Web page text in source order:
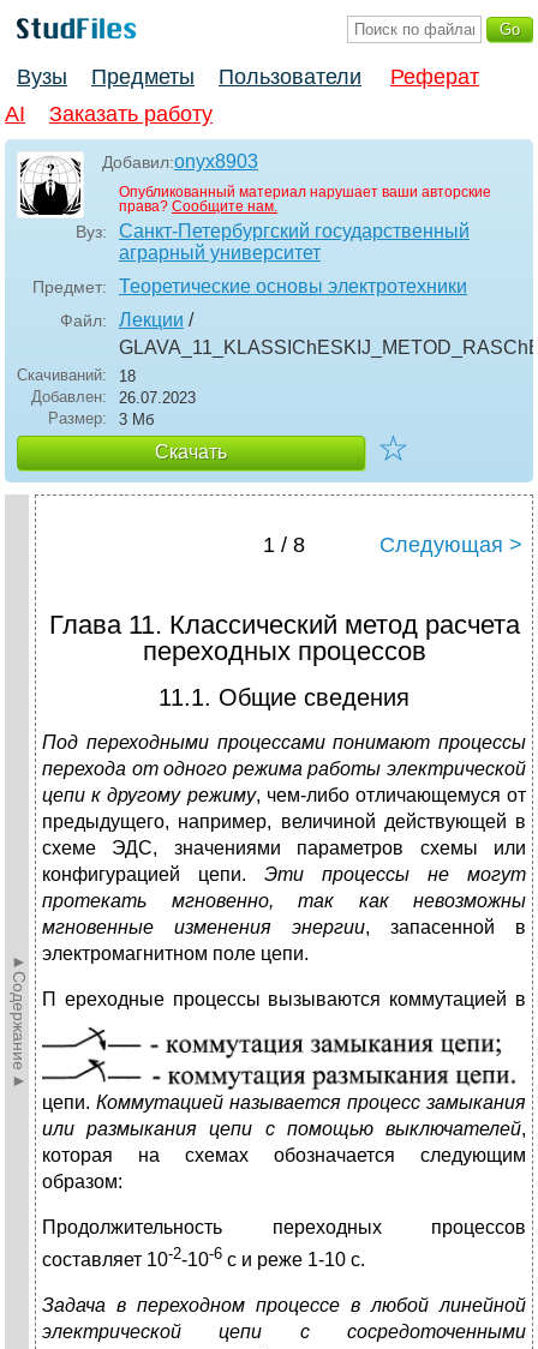
Вузы Предметы Пользователи
Реферат
AI
Заказать работу
Добавил:onyx8903
Опубликованный материал нарушает ваши авторские
права? Сообщите нам.
Вуз:
Санкт-Петербургский государственный
аграрный университет
Предмет: Теоретические основы электротехники
Файл: Лекции /
Скачиваний:
18
Добавлен:
26.07.2023
Размер:
3 Мб
Скачать ☆
►Содержание►
1 / 8 Следующая >
Глава 11. Классический метод расчета
переходных процессов
11.1. Общие сведения
Под переходными процессами понимают процессы
перехода от одного режима работы электрической
цепи к другому режиму, чем-либо отличающемуся от
предыдущего, например, величиной действующей в
схеме ЭДС, значениями параметров схемы или
конфигурацией цепи. Эти процессы не могут
протекать мгновенно, так как невозможны
мгновенные изменения энергии, запасенной в
электромагнитном поле цепи.
П ереходные процессы вызываются коммутацией в
цепи. Коммутацией называется процесс замыкания
или размыкания цепи с помощью выключателей,
которая на схемах обозначается следующим
образом:
Продолжительность переходных процессов
составляет 10-2-10-6 с и реже 1-10 с.
Задача в переходном процессе в любой линейной
электрической цепи с сосредоточенными